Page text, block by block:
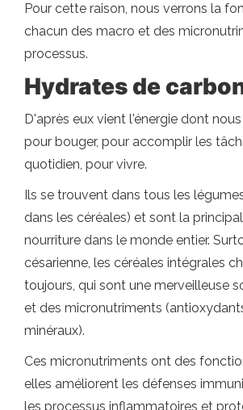
Pour cette raison, nous verrons la
chacun des macro et des
processus.
Hydrates de
D'après eux vient l'énergie dont
pour bouger, pour accomplir les
quotidien, pour vivre.
Ils se trouvent dans tous les
dans les céréales) et sont la
nourriture dans le monde entier.
césarienne, les céréales intégrales
toujours, qui sont une merveilleuse
et des micronutriments
minéraux).
Ces micronutriments ont des
elles améliorent les défenses
les processus inflammatoires et